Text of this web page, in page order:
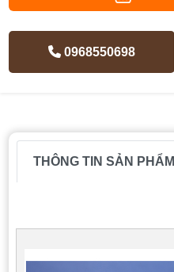
0968550698
THÔNG TIN SẢN PHẨM